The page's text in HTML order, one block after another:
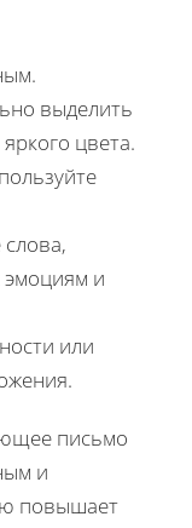
выделить
цвета.
и
или
письмо
и
повышает